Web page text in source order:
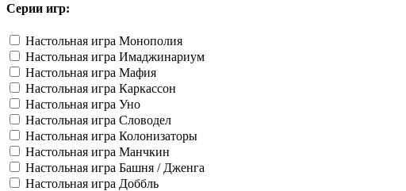
Серии игр:
Настольная игра Монополия
Настольная игра Имаджинариум
Настольная игра Мафия
Настольная игра Каркассон
Настольная игра Уно
Настольная игра Словодел
Настольная игра Колонизаторы
Настольная игра Манчкин
Настольная игра Башня / Дженга
Настольная игра Доббль